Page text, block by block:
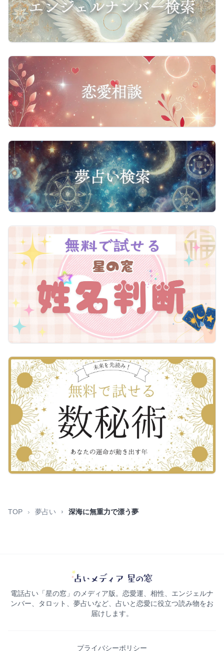
TOP 夢占い 深海に無重力で漂う夢
電話占い「星の窓」のメディア版。恋愛運、相性、エンジェルナ
ンバー、タロット、夢占いなど、占いと恋愛に役立つ読み物をお
届けします。
プライバシーポリシー